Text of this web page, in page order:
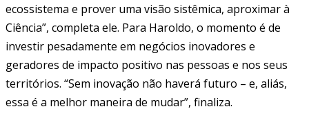
ecossistema e prover uma visão sistêmica, aproximar à
Ciência”, completa ele. Para Haroldo, o momento é de
investir pesadamente em negócios inovadores e
geradores de impacto positivo nas pessoas e nos seus
territórios. “Sem inovação não haverá futuro – e, aliás,
essa é a melhor maneira de mudar”, finaliza.